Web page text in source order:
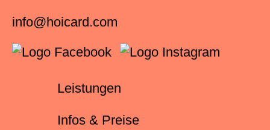
info@hoicard.com
Leistungen
Infos & Preise